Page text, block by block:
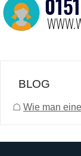
BLOG
☖ Wie man